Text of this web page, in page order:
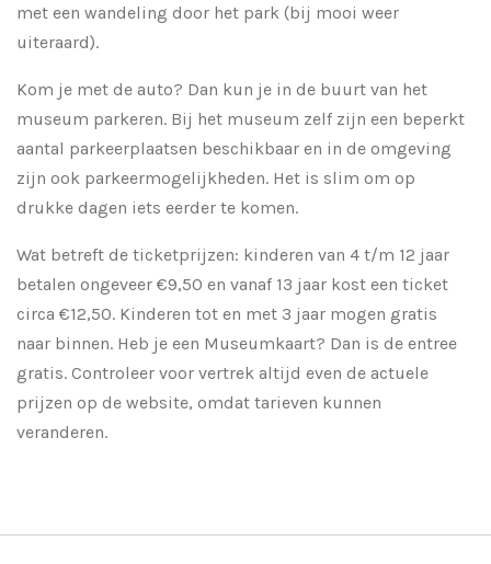
met een wandeling door het park (bij mooi weer
uiteraard).
Kom je met de auto? Dan kun je in de buurt van het
museum parkeren. Bij het museum zelf zijn een beperkt
aantal parkeerplaatsen beschikbaar en in de omgeving
zijn ook parkeermogelijkheden. Het is slim om op
drukke dagen iets eerder te komen.
Wat betreft de ticketprijzen: kinderen van 4 t/m 12 jaar
betalen ongeveer €9,50 en vanaf 13 jaar kost een ticket
circa €12,50. Kinderen tot en met 3 jaar mogen gratis
naar binnen. Heb je een Museumkaart? Dan is de entree
gratis. Controleer voor vertrek altijd even de actuele
prijzen op de website, omdat tarieven kunnen
veranderen.